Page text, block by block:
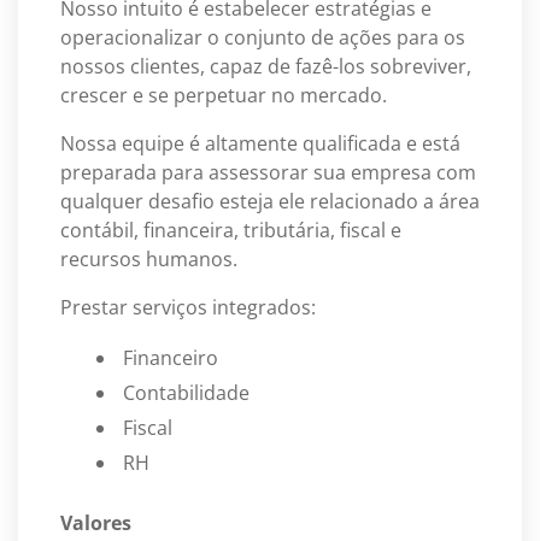
Nosso intuito é estabelecer estratégias e
operacionalizar o conjunto de ações para os
nossos clientes, capaz de fazê-los sobreviver,
crescer e se perpetuar no mercado.
Nossa equipe é altamente qualificada e está
preparada para assessorar sua empresa com
qualquer desafio esteja ele relacionado a área
contábil, financeira, tributária, fiscal e
recursos humanos.
Prestar serviços integrados:
Financeiro
Contabilidade
Fiscal
RH
Valores